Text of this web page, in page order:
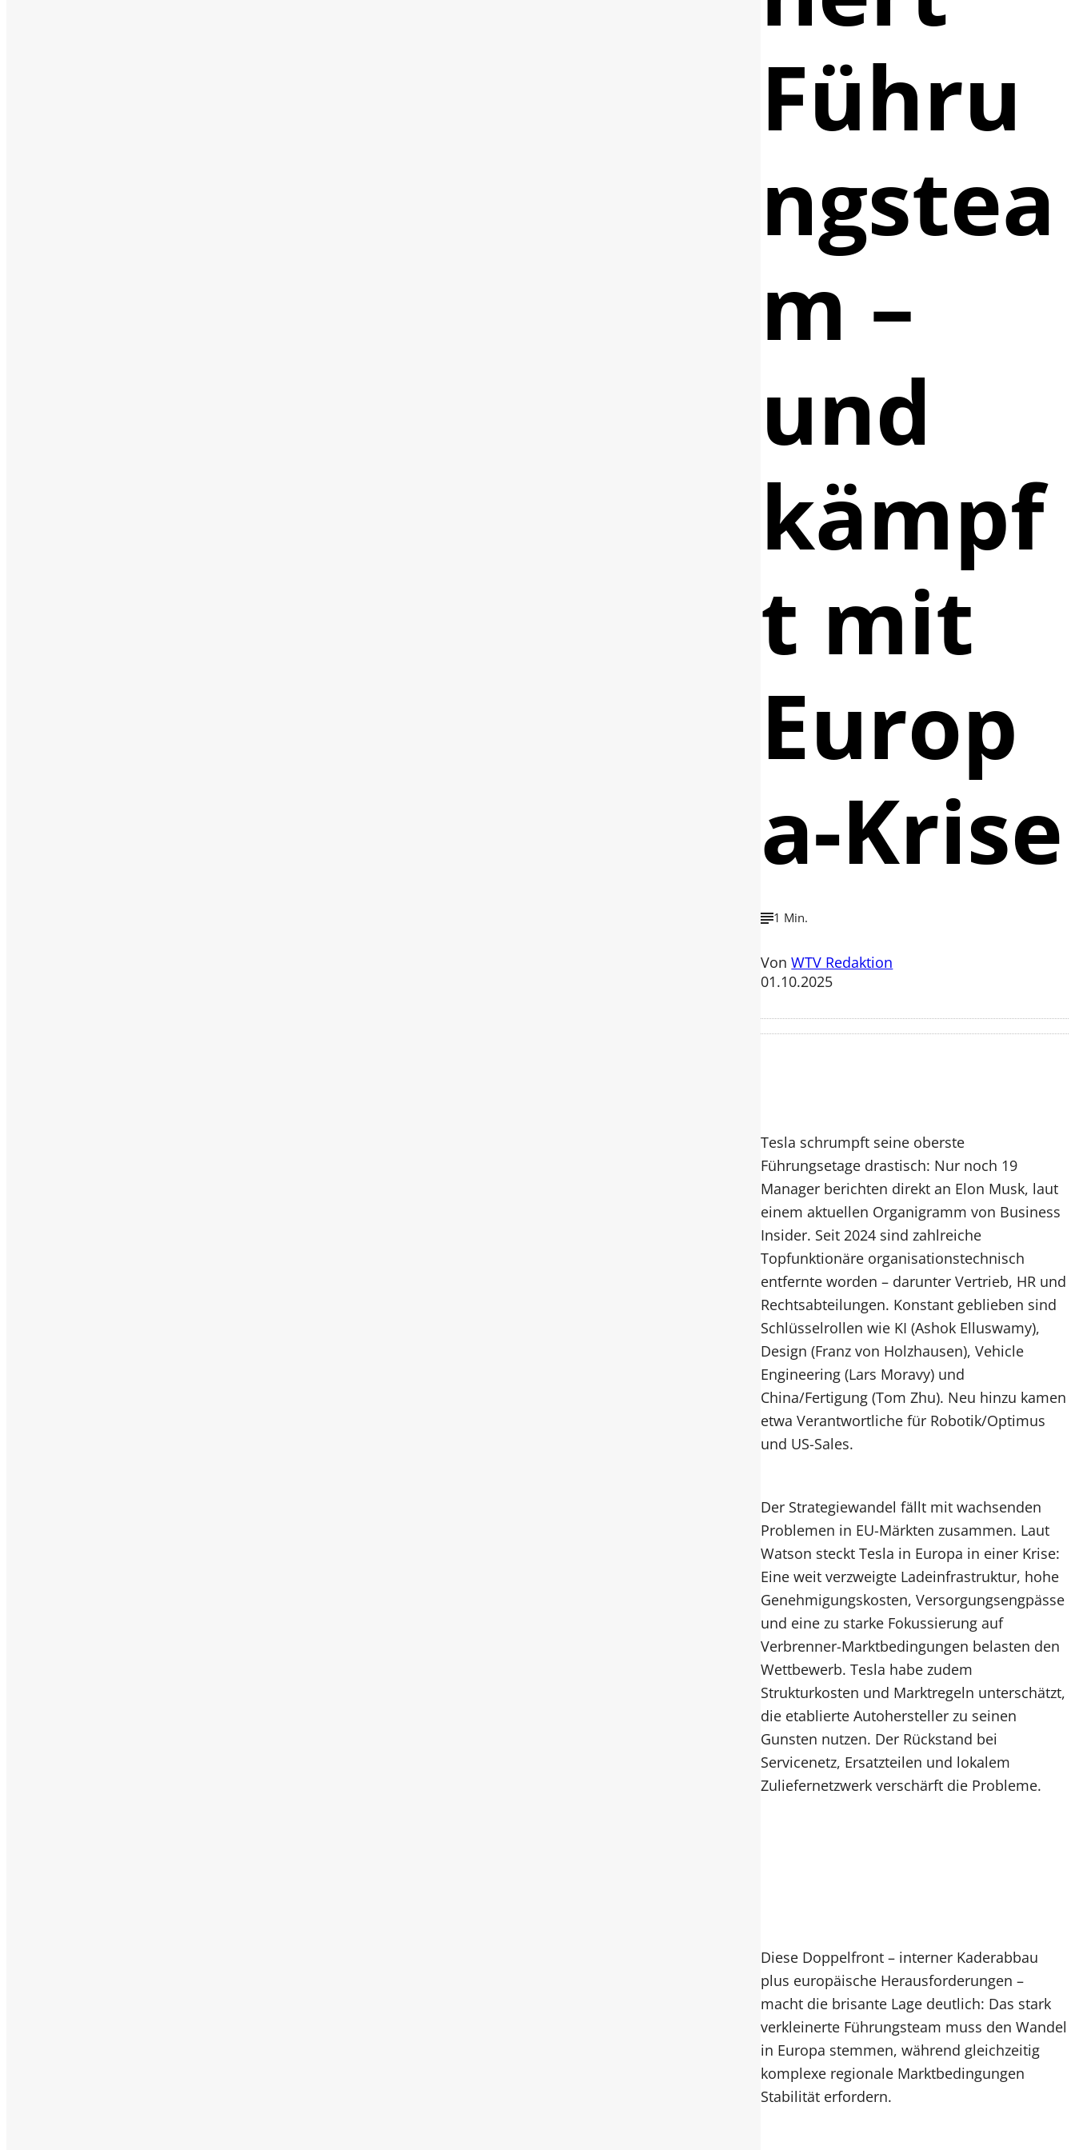
Führu
ngstea
m –
und
kämpf
t mit
Europ
a-Krise
1 Min.
VonWTV Redaktion
01.10.2025
Tesla schrumpft seine oberste
Führungsetage drastisch: Nur noch 19
Manager berichten direkt an Elon Musk, laut
einem aktuellen Organigramm von Business
Insider. Seit 2024 sind zahlreiche
Topfunktionäre organisationstechnisch
entfernte worden – darunter Vertrieb, HR und
Rechtsabteilungen. Konstant geblieben sind
Schlüsselrollen wie KI (Ashok Elluswamy),
Design (Franz von Holzhausen), Vehicle
Engineering (Lars Moravy) und
China/Fertigung (Tom Zhu). Neu hinzu kamen
etwa Verantwortliche für Robotik/Optimus
und US-Sales.
Der Strategiewandel fällt mit wachsenden
Problemen in EU-Märkten zusammen. Laut
Watson steckt Tesla in Europa in einer Krise:
Eine weit verzweigte Ladeinfrastruktur, hohe
Genehmigungskosten, Versorgungsengpässe
und eine zu starke Fokussierung auf
Verbrenner-Marktbedingungen belasten den
Wettbewerb. Tesla habe zudem
Strukturkosten und Marktregeln unterschätzt,
die etablierte Autohersteller zu seinen
Gunsten nutzen. Der Rückstand bei
Servicenetz, Ersatzteilen und lokalem
Zuliefernetzwerk verschärft die Probleme.
Diese Doppelfront – interner Kaderabbau
plus europäische Herausforderungen –
macht die brisante Lage deutlich: Das stark
verkleinerte Führungsteam muss den Wandel
in Europa stemmen, während gleichzeitig
komplexe regionale Marktbedingungen
Stabilität erfordern.